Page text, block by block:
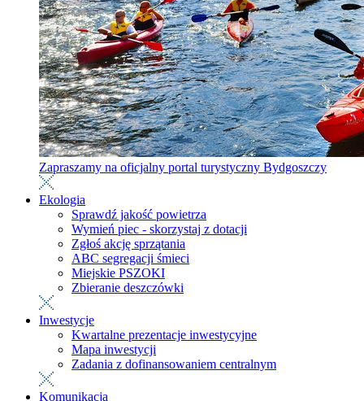
Zapraszamy na oficjalny portal turystyczny Bydgoszczy
Ekologia
Sprawdź jakość powietrza
Wymień piec - skorzystaj z dotacji
Zgłoś akcję sprzątania
ABC segregacji śmieci
Miejskie PSZOKI
Zbieranie deszczówki
Inwestycje
Kwartalne prezentacje inwestycyjne
Mapa inwestycji
Zadania z dofinansowaniem centralnym
Komunikacja